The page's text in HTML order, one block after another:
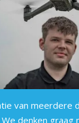
van meerdere
denken graag